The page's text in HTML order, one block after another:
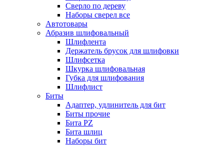
Сверло по дереву
Наборы сверел все
Автотовары
Абразив шлифовальный
Шлифлента
Держатель брусок для шлифовки
Шлифсетка
Шкурка шлифовальная
Губка для шлифования
Шлифлист
Биты
Адаптер, удлинитель для бит
Биты прочие
Бита PZ
Бита шлиц
Наборы бит